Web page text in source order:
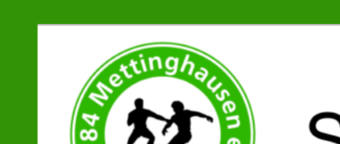
SC 84 Mettinghausen